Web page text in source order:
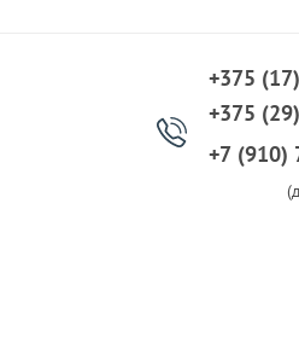
+375
+375
+7 (910)